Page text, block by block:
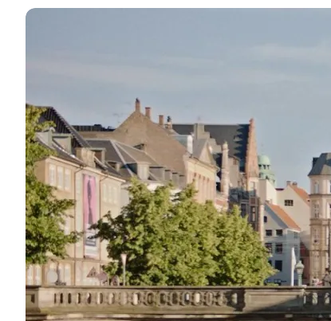
스칸디나비아 심장의 멋진 수도, 코펜하겐